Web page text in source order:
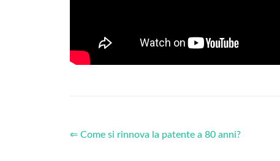
⇐ Come si rinnova la patente a 80 anni?